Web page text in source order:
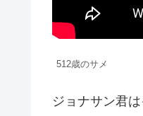
512歳のサメ
ジョナサン君